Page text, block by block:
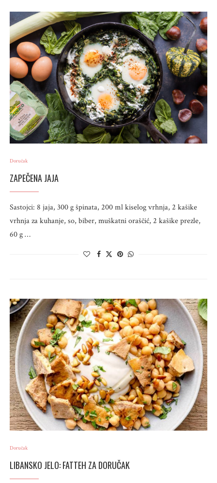
Doručak
ZAPEČENA JAJA
Sastojci: 8 jaja, 300 g špinata, 200 ml kiselog vrhnja, 2 kašike
vrhnja za kuhanje, so, biber, muškatni oraščić, 2 kašike prezle,
60 g …
Doručak
LIBANSKO JELO: FATTEH ZA DORUČAK